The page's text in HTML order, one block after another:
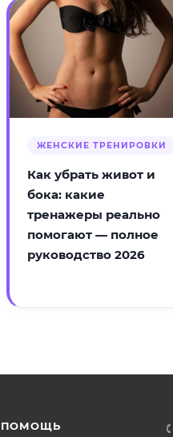
ЖЕНСКИЕ ТРЕНИРОВКИ
Как убрать живот и
бока: какие
тренажеры реально
помогают — полное
руководство 2026
ПОМОЩЬ